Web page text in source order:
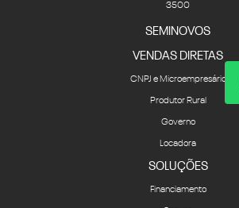
3500
SEMINOVOS
VENDAS DIRETAS
CNPJ e Microempresário
Produtor Rural
Governo
Locadora
SOLUÇÕES
Financiamento